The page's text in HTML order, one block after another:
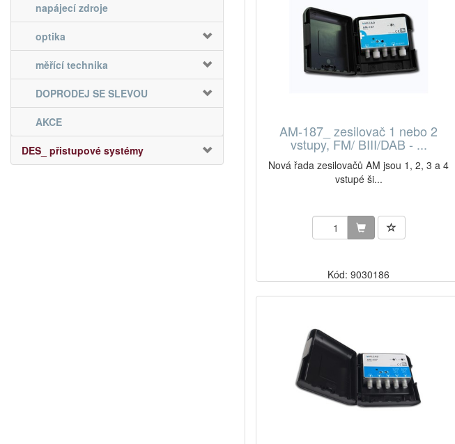
napájecí zdroje
optika
měřící technika
DOPRODEJ SE SLEVOU
AKCE
DES_ přistupové systémy
AM-187_ zesilovač 1 nebo 2
vstupy, FM/ BIII/DAB - ...
Nová řada zesilovačů AM jsou 1, 2, 3 a 4
vstupé ši...
Kód: 9030186